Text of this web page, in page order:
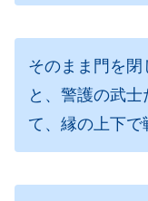
そのまま門を
と、警護の武
て、縁の上下で